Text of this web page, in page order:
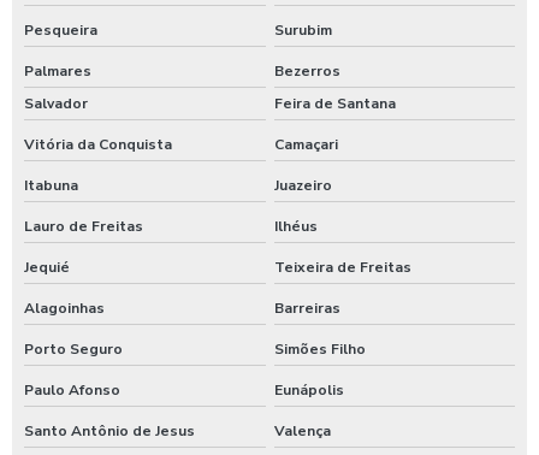
Pesqueira Surubim
Palmares
Bezerros
Salvador
Feira de Santana
Vitória da Conquista Camaçari
Itabuna Juazeiro
Lauro de Freitas Ilhéus
Jequié Teixeira de Freitas
Alagoinhas Barreiras
Porto Seguro Simões Filho
Paulo Afonso Eunápolis
Santo Antônio de Jesus Valença